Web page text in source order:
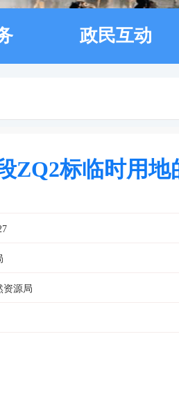
政民互动
ZQ2标临时用地
资源局